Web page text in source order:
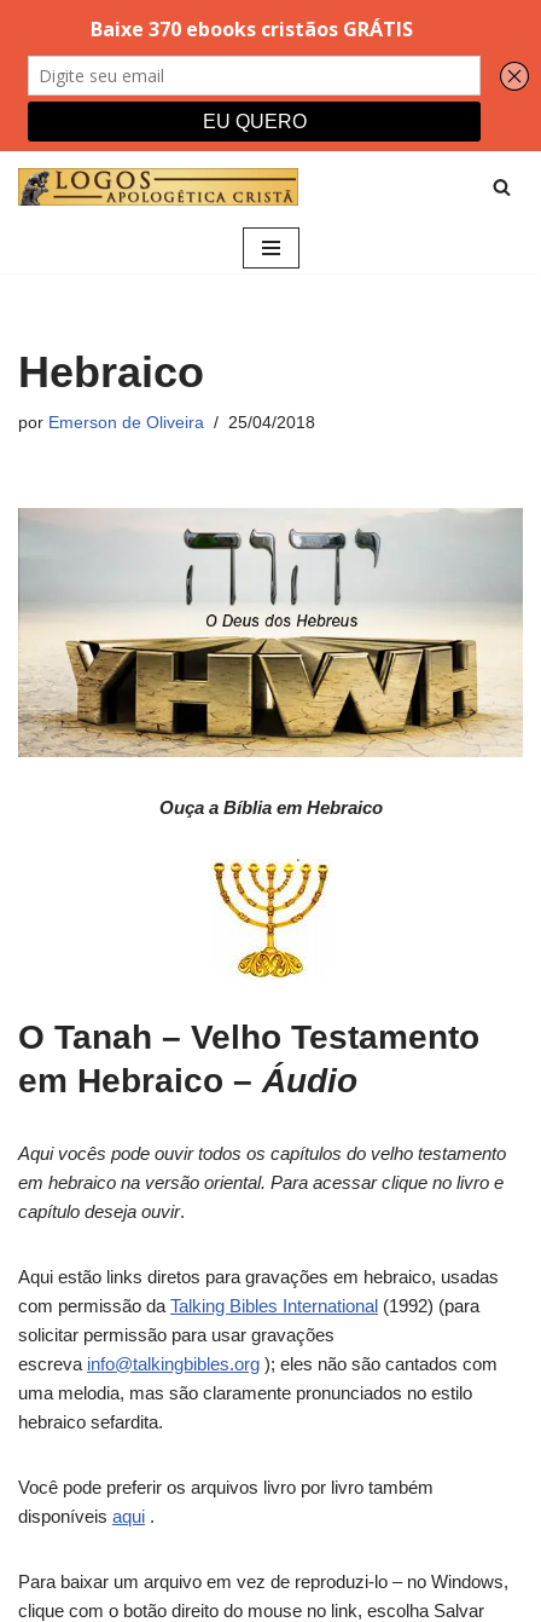
Hebraico
por Emerson de Oliveira 25/04/2018
Ouça a Bíblia em Hebraico
O Tanah – Velho Testamento
em Hebraico – Áudio
Aqui vocês pode ouvir todos os capítulos do velho testamento
em hebraico na versão oriental. Para acessar clique no livro e
capítulo deseja ouvir.
Aqui estão links diretos para gravações em hebraico, usadas
com permissão da Talking Bibles International (1992) (para
solicitar permissão para usar gravações
escreva info@talkingbibles.org ); eles não são cantados com
uma melodia, mas são claramente pronunciados no estilo
hebraico sefardita.
Você pode preferir os arquivos livro por livro também
disponíveis aqui .
Para baixar um arquivo em vez de reproduzi-lo – no Windows,
clique com o botão direito do mouse no link, escolha Salvar